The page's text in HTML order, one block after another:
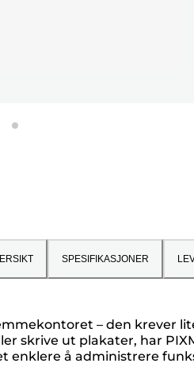
SPESIFIKASJONER
– den krever
skrive ut plakater, har
enklere å administrere